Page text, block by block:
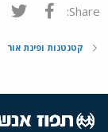
Share: פייסבוק
קטנטנות ופינת אור